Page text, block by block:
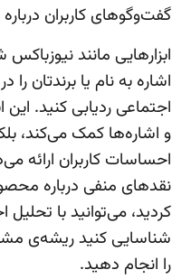
گفت‌وگوهای کاربران
ابزارهایی مانند
اشاره به نام یا برندتان
اجتماعی ردیابی کنید. این
و اشاره‌ها کمک می‌کند،
احساسات کاربران ارائه
نقدهای منفی درباره
کردید، می‌توانید با
شناسایی کنید ریشه‌ی
را انجام دهید.